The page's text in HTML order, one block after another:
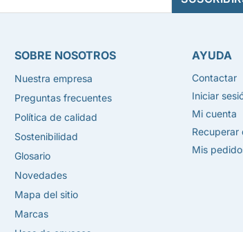
SOBRE NOSOTROS
Nuestra empresa
Preguntas frecuentes
Política de calidad
Sostenibilidad
Glosario
Novedades
Mapa del sitio
Marcas
AYUDA
Contactar
Iniciar
Mi cuenta
Recuperar
Mis